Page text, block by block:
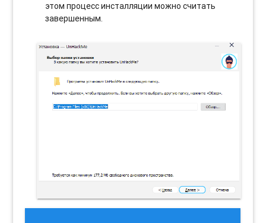
этом процесс инсталляции можно считать
завершенным.